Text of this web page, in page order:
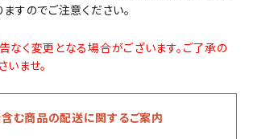
すのでご注意ください。
なく変更となる場合がございます。ご了承の
ませ。
含む商品の配送に関するご案内